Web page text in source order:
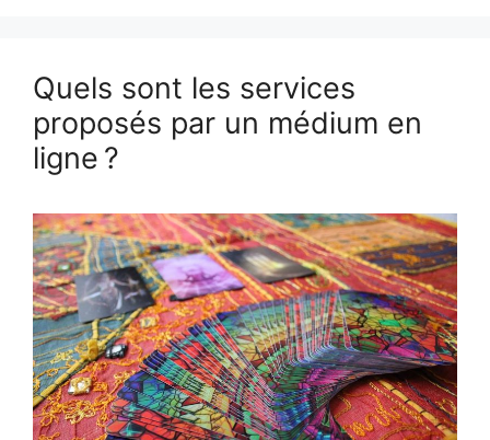
Quels sont les services
proposés par un médium en
ligne ?